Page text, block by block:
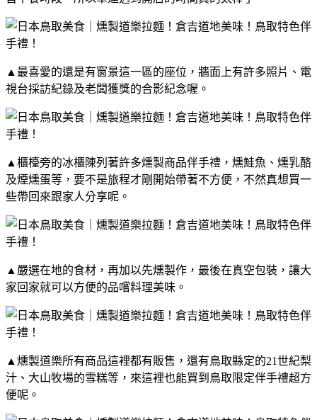
▲最喜愛的還是有窗景這一區的座位，牆面上有許多照片、電
視台採訪紀錄及老闆獲獎的合影紀念喔。
▲櫃檯旁的冰櫃陳列著許多燻製商品伴手禮，燻鮭魚、燻乳酪
及煙燻蛋等，要不是旅程才剛開始帶著不方便，不然真想買一
些帶回來跟家人分享呢。
▲嚴選在地的食材，再加以先燻製作，最後在真空包裝，讓大
家回家就可以方便的品嚐料理美味。
▲燻製道樂所有商品這裡都有販售，還有鳥取縣定的21世紀梨
汁、大山牧場的雪糕等，來這裡也能買到鳥取限定伴手禮超方
便呢。